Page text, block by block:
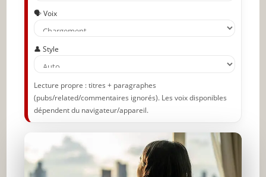
🗣️ Voix
👤 Style
Lecture propre : titres + paragraphes
(pubs/related/commentaires ignorés). Les voix disponibles
dépendent du navigateur/appareil.